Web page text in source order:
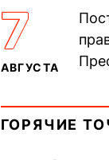
7
АВГУСТА
ГОРЯЧИЕ